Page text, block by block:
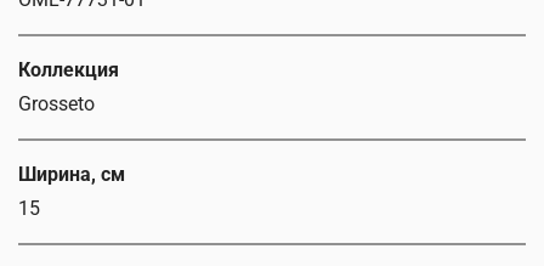
Коллекция
Grosseto
Ширина, см
15